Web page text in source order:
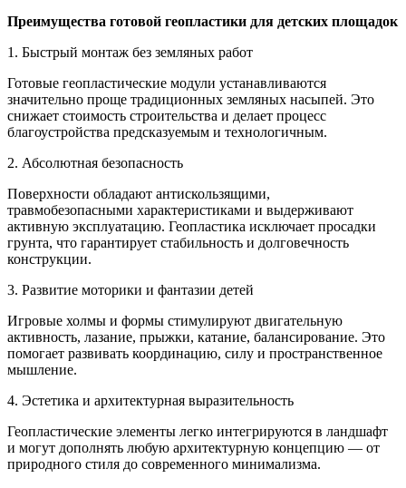
Преимущества готовой геопластики для детских площадок
1. Быстрый монтаж без земляных работ
Готовые геопластические модули устанавливаются
значительно проще традиционных земляных насыпей. Это
снижает стоимость строительства и делает процесс
благоустройства предсказуемым и технологичным.
2. Абсолютная безопасность
Поверхности обладают антискользящими,
травмобезопасными характеристиками и выдерживают
активную эксплуатацию. Геопластика исключает просадки
грунта, что гарантирует стабильность и долговечность
конструкции.
3. Развитие моторики и фантазии детей
Игровые холмы и формы стимулируют двигательную
активность, лазание, прыжки, катание, балансирование. Это
помогает развивать координацию, силу и пространственное
мышление.
4. Эстетика и архитектурная выразительность
Геопластические элементы легко интегрируются в ландшафт
и могут дополнять любую архитектурную концепцию — от
природного стиля до современного минимализма.